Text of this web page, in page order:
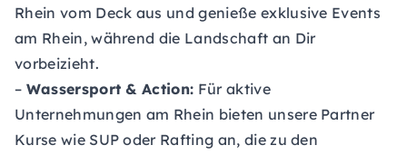
Rhein vom Deck aus und genieße exklusive Events
am Rhein, während die Landschaft an Dir
vorbeizieht.
– Wassersport & Action: Für aktive
Unternehmungen am Rhein bieten unsere Partner
Kurse wie SUP oder Rafting an, die zu den